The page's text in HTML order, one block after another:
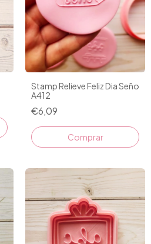
Stamp Relieve Feliz Dia Seño
A412
€6,09